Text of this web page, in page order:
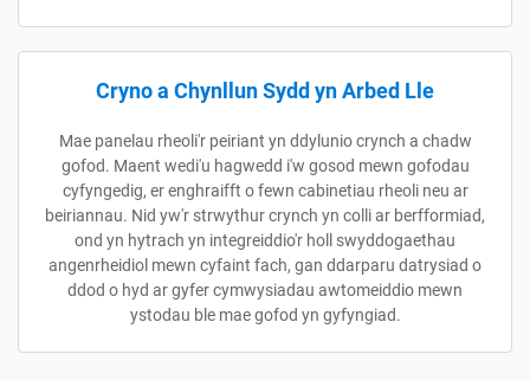
Cryno a Chynllun Sydd yn Arbed Lle
Mae panelau rheoli'r peiriant yn ddylunio crynch a chadw
gofod. Maent wedi'u hagwedd i'w gosod mewn gofodau
cyfyngedig, er enghraifft o fewn cabinetiau rheoli neu ar
beiriannau. Nid yw'r strwythur crynch yn colli ar berfformiad,
ond yn hytrach yn integreiddio'r holl swyddogaethau
angenrheidiol mewn cyfaint fach, gan ddarparu datrysiad o
ddod o hyd ar gyfer cymwysiadau awtomeiddio mewn
ystodau ble mae gofod yn gyfyngiad.